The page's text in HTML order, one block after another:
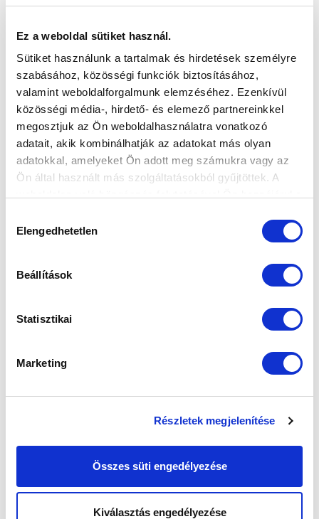
Ez a weboldal sütiket használ.
Sütiket használunk a tartalmak és hirdetések személyre
szabásához, közösségi funkciók biztosításához,
valamint weboldalforgalmunk elemzéséhez. Ezenkívül
közösségi média-, hirdető- és elemező partnereinkkel
megosztjuk az Ön weboldalhasználatra vonatkozó
adatait, akik kombinálhatják az adatokat más olyan
adatokkal, amelyeket Ön adott meg számukra vagy az
Ön által használt más szolgáltatásokból gyűjtöttek. A
kiválasztása
Elengedhetetlen
Beállítások
Statisztikai
Marketing
Részletek megjelenítése
Összes süti engedélyezése
Kiválasztás engedélyezése
KÖVETKEZŐ MÉRKŐZÉS
2026-08-08 15:00
SÁNDOR KÁROLY LABDARÚGÓ AKADÉMIA
MTK BUDAPEST HÍRLEVÉL
Ne maradjon le egy eseményről sem! Iratkozzon fel ingyenes
FELIRATKOZOM
SZPONZOROK